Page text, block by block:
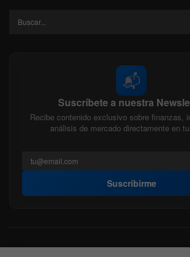
Análisis Técnico
Glosario
📬
Suscríbete a nuestra